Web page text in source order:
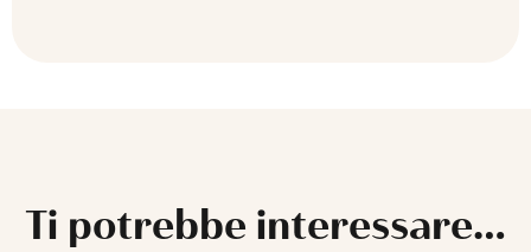
Ti potrebbe interessare…